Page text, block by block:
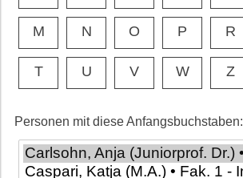
M N O P R
T U V W Z
Personen mit diese Anfangsbuchstaben: